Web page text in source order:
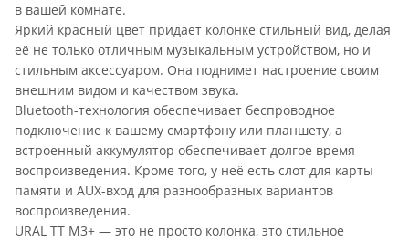
в вашей комнате.
Яркий красный цвет придаёт колонке стильный вид, делая
её не только отличным музыкальным устройством, но и
стильным аксессуаром. Она поднимет настроение своим
внешним видом и качеством звука.
Bluetooth-технология обеспечивает беспроводное
подключение к вашему смартфону или планшету, а
встроенный аккумулятор обеспечивает долгое время
воспроизведения. Кроме того, у неё есть слот для карты
памяти и AUX-вход для разнообразных вариантов
воспроизведения.
URAL ТТ М3+ — это не просто колонка, это стильное